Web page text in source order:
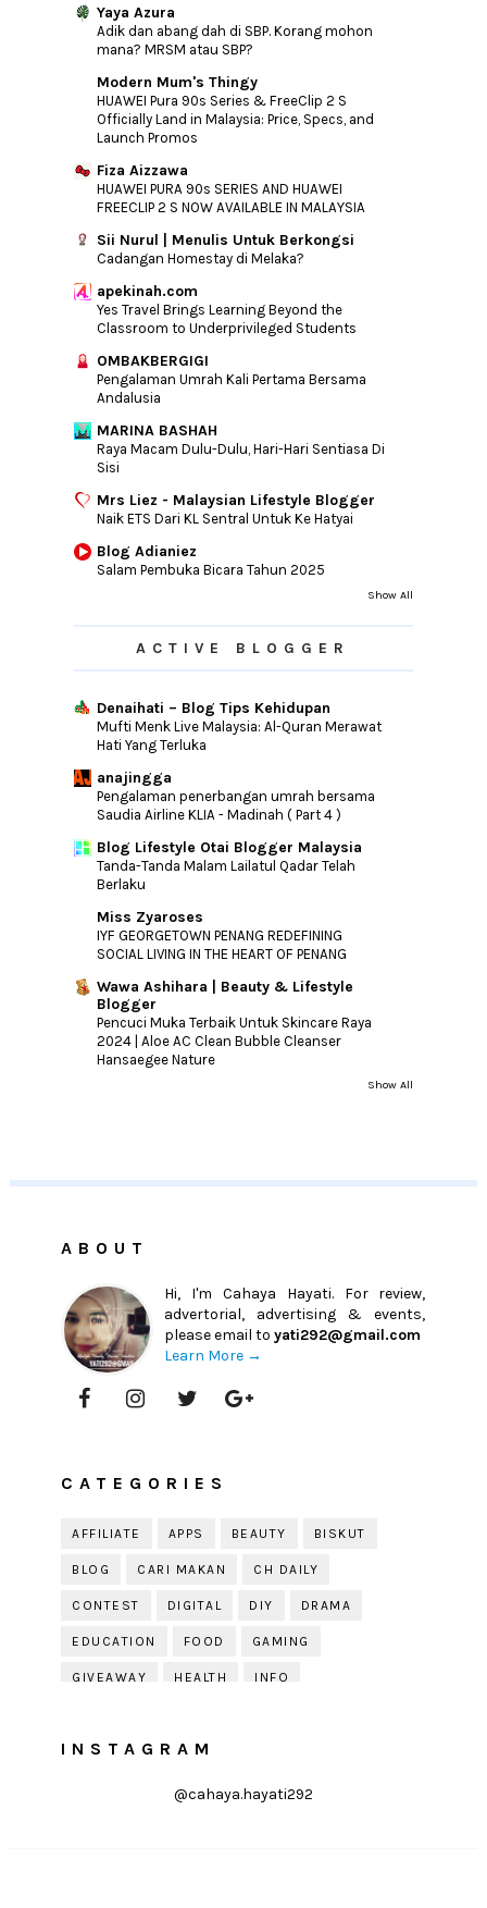
Yaya Azura
Adik dan abang dah di SBP. Korang mohon
mana? MRSM atau SBP?
Modern Mum's Thingy
HUAWEI Pura 90s Series & FreeClip 2 S
Officially Land in Malaysia: Price, Specs, and
Launch Promos
Fiza Aizzawa
HUAWEI PURA 90s SERIES AND HUAWEI
FREECLIP 2 S NOW AVAILABLE IN MALAYSIA
Sii Nurul | Menulis Untuk Berkongsi
Cadangan Homestay di Melaka?
apekinah.com
Yes Travel Brings Learning Beyond the
Classroom to Underprivileged Students
OMBAKBERGIGI
Pengalaman Umrah Kali Pertama Bersama
Andalusia
MARINA BASHAH
Raya Macam Dulu-Dulu, Hari-Hari Sentiasa Di
Sisi
Mrs Liez - Malaysian Lifestyle Blogger
Naik ETS Dari KL Sentral Untuk Ke Hatyai
Blog Adianiez
Salam Pembuka Bicara Tahun 2025
Show All
ACTIVE BLOGGER
Denaihati – Blog Tips Kehidupan
Mufti Menk Live Malaysia: Al-Quran Merawat
Hati Yang Terluka
anajingga
Pengalaman penerbangan umrah bersama
Saudia Airline KLIA - Madinah ( Part 4 )
Blog Lifestyle Otai Blogger Malaysia
Tanda-Tanda Malam Lailatul Qadar Telah
Berlaku
Miss Zyaroses
IYF GEORGETOWN PENANG REDEFINING
SOCIAL LIVING IN THE HEART OF PENANG
Wawa Ashihara | Beauty & Lifestyle
Blogger
Pencuci Muka Terbaik Untuk Skincare Raya
2024 | Aloe AC Clean Bubble Cleanser
Hansaegee Nature
Show All
ABOUT
Hi, I'm Cahaya Hayati. For review,
advertorial, advertising & events,
please email toyati292@gmail.com
Learn More →
CATEGORIES
AFFILIATE APPS BEAUTY BISKUT
BLOG CARI MAKAN CH DAILY
CONTEST DIGITAL DIY DRAMA
EDUCATION FOOD GAMING
GIVEAWAY HEALTH INFO
KISAH KEHIDUPAN
LELAKI
INSTAGRAM
@cahaya.hayati292